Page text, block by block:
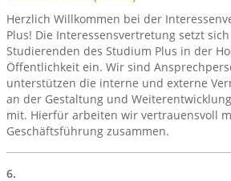
Herzlich Willkommen bei der
Plus! Die Interessensvertretung setzt
Studierenden des Studium Plus in der
Öffentlichkeit ein. Wir sind
unterstützen die interne und externe
an der Gestaltung und
mit. Hierfür arbeiten wir vertrauensvoll
Geschäftsführung zusammen.